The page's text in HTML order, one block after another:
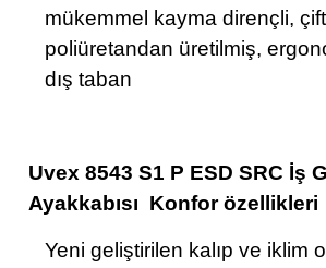
mükemmel kayma dirençli,
poliüretandan üretilmiş,
dış taban
Uvex 8543 S1 P ESD SRC İş
Ayakkabısı Konfor özellikleri
Yeni geliştirilen kalıp ve iklim